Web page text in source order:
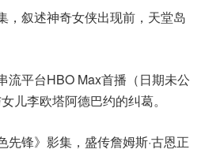
，叙述神奇女侠出现前，天堂岛
流平台HBO Max首播（日期未公
儿李欧塔阿德巴约的纠葛。
先锋》影集，盛传詹姆斯·古恩正